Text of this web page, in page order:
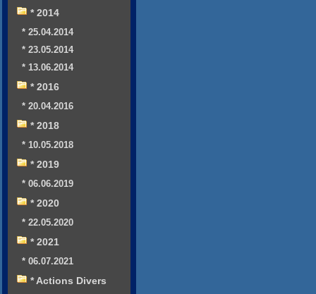
* 2014
* 25.04.2014
* 23.05.2014
* 13.06.2014
* 2016
* 20.04.2016
* 2018
* 10.05.2018
* 2019
* 06.06.2019
* 2020
* 22.05.2020
* 2021
* 06.07.2021
* Actions Divers